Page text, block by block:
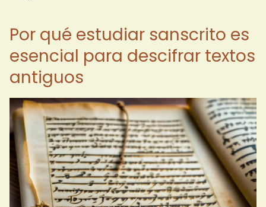
Por qué estudiar sanscrito es
esencial para descifrar textos
antiguos